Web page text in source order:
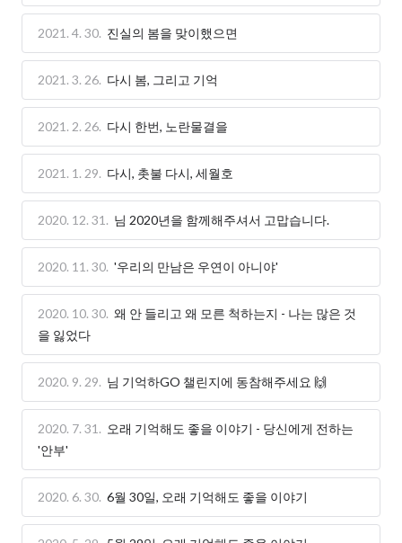
2021. 4. 30. 진실의 봄을 맞이했으면
2021. 3. 26. 다시 봄, 그리고 기억
2021. 2. 26. 다시 한번, 노란물결을
2021. 1. 29. 다시, 촛불 다시, 세월호
2020. 12. 31. 님 2020년을 함께해주셔서 고맙습니다.
2020. 11. 30. '우리의 만남은 우연이 아니야'
2020. 10. 30. 왜 안 들리고 왜 모른 척하는지 - 나는 많은 것
을 잃었다
2020. 9. 29. 님 기억하GO 챌린지에 동참해주세요 🙌
2020. 7. 31. 오래 기억해도 좋을 이야기 - 당신에게 전하는
'안부'
2020. 6. 30. 6월 30일, 오래 기억해도 좋을 이야기